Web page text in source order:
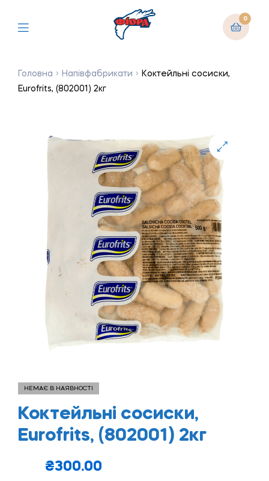
0
Головна Напівфабрикати
Коктейльні сосиски,
Eurofrits, (802001) 2кг
🔍
НЕМАЄ В НАЯВНОСТІ
Коктейльні сосиски,
Eurofrits, (802001) 2кг
₴300.00